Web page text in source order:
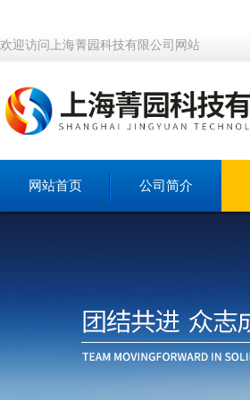
欢迎访问上海菁园科技有限公司网站
网站首页 公司简介